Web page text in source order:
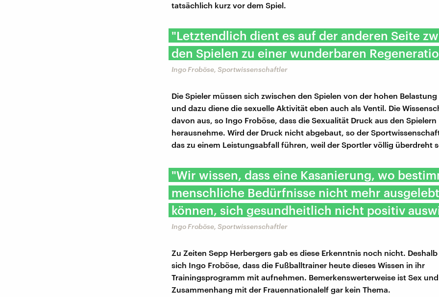
tatsächlich kurz vor dem Spiel.
"Letztendlich dient es auf der anderen Seite
den Spielen zu einer wunderbaren
Ingo Froböse, Sportwissenschaftler
Die Spieler müssen sich zwischen den Spielen von der hohen
und dazu diene die sexuelle Aktivität eben auch als Ventil. Die
davon aus, so Ingo Froböse, dass die Sexualität Druck aus den Spielern
herausnehme. Wird der Druck nicht abgebaut, so der
das zu einem Leistungsabfall führen, weil der Sportler völlig überdreht
"Wir wissen, dass eine Kasanierung, wo
menschliche Bedürfnisse nicht mehr
können, sich gesundheitlich nicht positiv
Ingo Froböse, Sportwissenschaftler
Zu Zeiten Sepp Herbergers gab es diese Erkenntnis noch nicht.
sich Ingo Froböse, dass die Fußballtrainer heute dieses Wissen in ihr
Trainingsprogramm mit aufnehmen. Bemerkenswerterweise ist Sex
Zusammenhang mit der Frauennationalelf gar kein Thema.